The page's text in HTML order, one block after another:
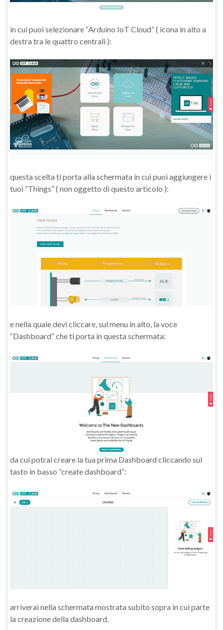
in cui puoi selezionare “Arduino IoT Cloud” ( icona in alto a
destra tra le quattro centrali ):
questa scelta ti porta alla schermata in cui puoi aggiungere i
tuoi “Things” ( non oggetto di questo articolo ):
e nella quale devi cliccare, sul menu in alto, la voce
“Dashboard” che ti porta in questa schermata:
da cui potrai creare la tua prima Dashboard cliccando sul
tasto in basso “create dashboard”:
arriverai nella schermata mostrata subito sopra in cui parte
la creazione della dashboard.